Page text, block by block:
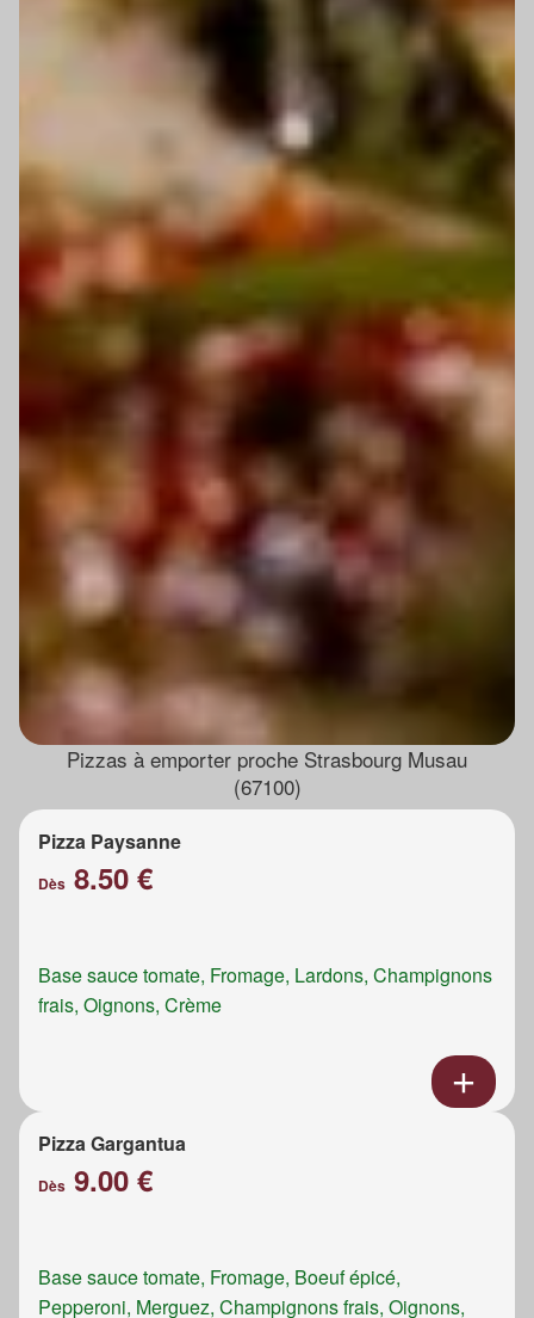
Pizzas à emporter proche Strasbourg Musau
(67100)
Pizza Paysanne
Dès 8.50 €
Base sauce tomate, Fromage, Lardons, Champignons
frais, Oignons, Crème
Pizza Gargantua
Dès 9.00 €
Base sauce tomate, Fromage, Boeuf épicé,
Pepperoni, Merguez, Champignons frais, Oignons,